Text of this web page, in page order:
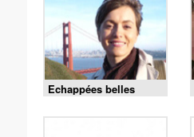
Echappées belles